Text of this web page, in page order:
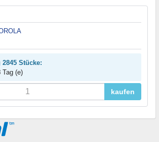
Stücke:
Tag (e)
kaufen